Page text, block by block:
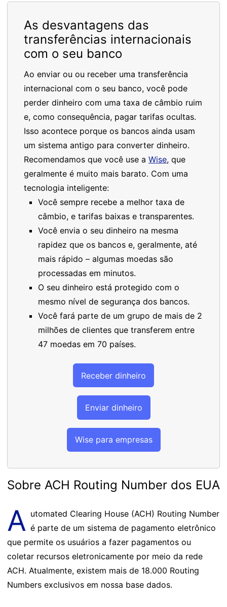
As desvantagens das
transferências internacionais
com o seu banco
Ao enviar ou ou receber uma transferência
internacional com o seu banco, você pode
perder dinheiro com uma taxa de câmbio ruim
e, como consequência, pagar tarifas ocultas.
Isso acontece porque os bancos ainda usam
um sistema antigo para converter dinheiro.
Recomendamos que você use a Wise, que
geralmente é muito mais barato. Com uma
tecnologia inteligente:
Você sempre recebe a melhor taxa de
câmbio, e tarifas baixas e transparentes.
Você envia o seu dinheiro na mesma
rapidez que os bancos e, geralmente, até
mais rápido – algumas moedas são
processadas em minutos.
O seu dinheiro está protegido com o
mesmo nível de segurança dos bancos.
Você fará parte de um grupo de mais de 2
milhões de clientes que transferem entre
47 moedas em 70 países.
Receber dinheiro
Enviar dinheiro
Wise para empresas
Sobre ACH Routing Number dos EUA
A utomated Clearing House (ACH) Routing Number
é parte de um sistema de pagamento eletrônico
que permite os usuários a fazer pagamentos ou
coletar recursos eletronicamente por meio da rede
ACH. Atualmente, existem mais de 18.000 Routing
Numbers exclusivos em nossa base dados.